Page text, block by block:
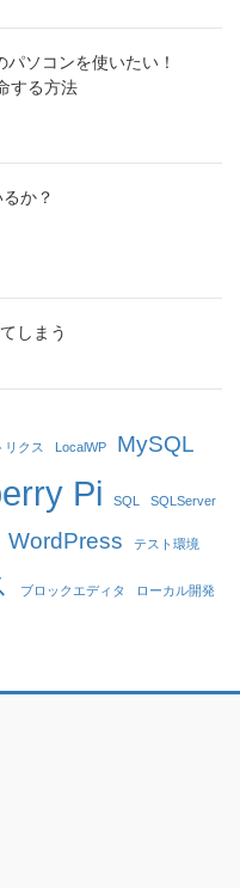
ソコンを使いたい！
する方法
か？
しまう
リクス LocalWP MySQL
Pi SQL SQLServer
WordPress テスト環境
ブロックエディタ ローカル開発